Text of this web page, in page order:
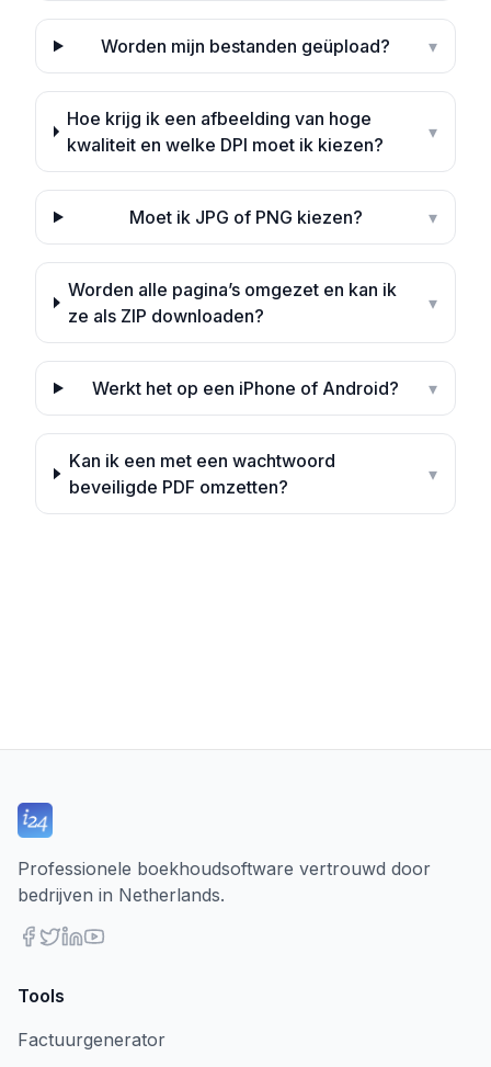
Worden mijn bestanden geüpload? ▾
Hoe krijg ik een afbeelding van hoge
kwaliteit en welke DPI moet ik kiezen?
▾
Moet ik JPG of PNG kiezen? ▾
Worden alle pagina’s omgezet en kan ik
ze als ZIP downloaden?
▾
Werkt het op een iPhone of Android? ▾
Kan ik een met een wachtwoord
beveiligde PDF omzetten?
▾
Professionele boekhoudsoftware vertrouwd door
bedrijven in Netherlands.
Tools
Factuurgenerator